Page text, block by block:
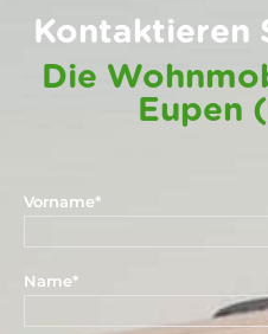
Kontaktieren
Die
Eupen
Vorname*
Name*